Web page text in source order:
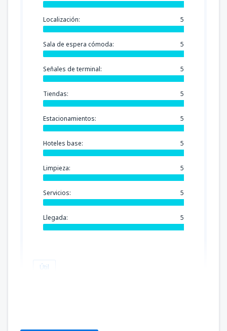
Localización: 5
Sala de espera cómoda: 5
Señales de terminal: 5
Tiendas: 5
Estacionamientos: 5
Hoteles base: 5
Limpieza: 5
Servicios: 5
Llegada: 5
Útil